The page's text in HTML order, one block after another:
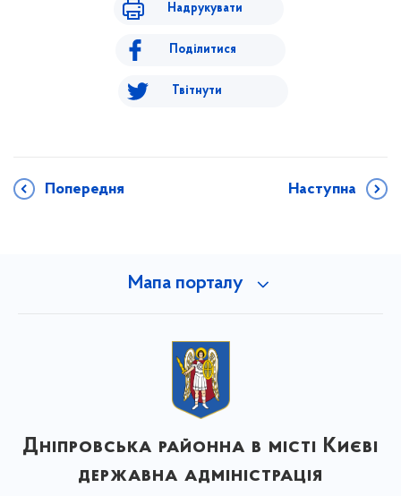
Надрукувати
Поділитися
Твітнути
Попередня Наступна
Мапа порталу
Дніпровська районна в місті Києві
державна адміністрація